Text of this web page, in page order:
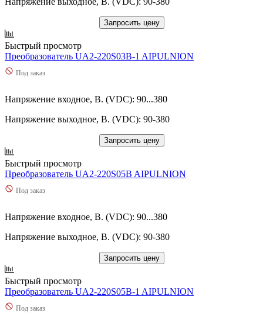
Запросить цену
Быстрый просмотр
Преобразователь UA2-220S03B-1 AIPULNION
Под заказ
Напряжение входное, В. (VDC): 90...380
Напряжение выходное, В. (VDC): 90-380
Запросить цену
Быстрый просмотр
Преобразователь UA2-220S05B AIPULNION
Под заказ
Напряжение входное, В. (VDC): 90...380
Напряжение выходное, В. (VDC): 90-380
Запросить цену
Быстрый просмотр
Преобразователь UA2-220S05B-1 AIPULNION
Под заказ